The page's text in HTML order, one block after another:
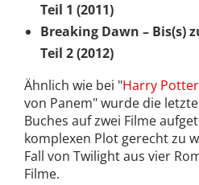
Teil 1 (2011)
Breaking Dawn – Bis(s)
Teil 2 (2012)
Ähnlich wie bei "Harry Potter
von Panem" wurde die
Buches auf zwei Filme
komplexen Plot gerecht zu
Fall von Twilight aus vier
Filme.